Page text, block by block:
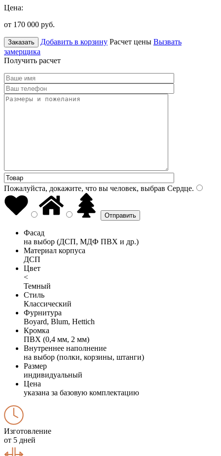
Цена:
от 170 000 руб.
Заказать Добавить в корзину Расчет цены Вызвать
замерщика
Получить расчет
Пожалуйста, докажите, что вы человек, выбрав Сердце.
Фасад
на выбор (ДСП, МДФ ПВХ и др.)
Материал корпуса
ДСП
Цвет
<
Темный
Стиль
Классический
Фурнитура
Boyard, Blum, Hettich
Кромка
ПВХ (0,4 мм, 2 мм)
Внутреннее наполнение
на выбор (полки, корзины, штанги)
Размер
индивидуальный
Цена
указана за базовую комплектацию
Изготовление
от 5 дней